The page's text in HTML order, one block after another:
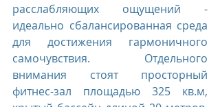
расслабляющих ощущений -
идеально сбалансированная среда
для достижения гармоничного
самочувствия. Отдельного
внимания стоят просторный
фитнес-зал площадью 325 кв.м,